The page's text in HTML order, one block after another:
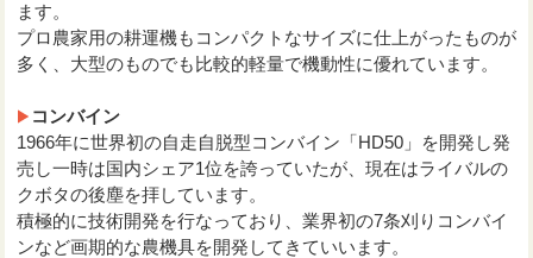
ます。
プロ農家用の耕運機もコンパクトなサイズに仕上がったものが
多く、大型のものでも比較的軽量で機動性に優れています。
コンバイン
1966年に世界初の自走自脱型コンバイン「HD50」を開発し発
売し一時は国内シェア1位を誇っていたが、現在はライバルの
クボタの後塵を拝しています。
積極的に技術開発を行なっており、業界初の7条刈りコンバイ
ンなど画期的な農機具を開発してきていいます。